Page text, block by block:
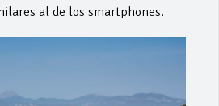
al de los smartphones.